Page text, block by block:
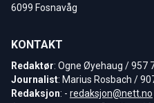
6099 Fosnavåg
KONTAKT
Redaktør: Ogne Øyehaug / 957
Journalist: Marius Rosbach /
Redaksjon: - redaksjon@nett.no